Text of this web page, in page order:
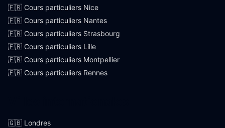
🇫🇷 Cours particuliers Nice
🇫🇷 Cours particuliers Nantes
🇫🇷 Cours particuliers Strasbourg
🇫🇷 Cours particuliers Lille
🇫🇷 Cours particuliers Montpellier
🇫🇷 Cours particuliers Rennes
🇬🇧 Londres